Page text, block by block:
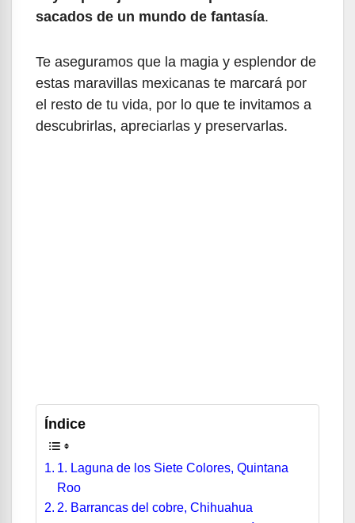
sacados de un mundo de fantasía.
Te aseguramos que la magia y esplendor de
estas maravillas mexicanas te marcará por
el resto de tu vida, por lo que te invitamos a
descubrirlas, apreciarlas y preservarlas.
Índice
1. Laguna de los Siete Colores, Quintana
Roo
2. Barrancas del cobre, Chihuahua